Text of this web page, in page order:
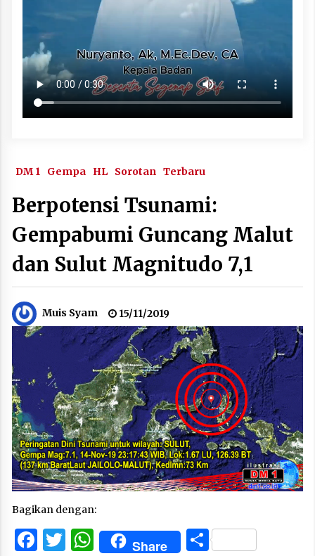
DM 1 Gempa HL Sorotan Terbaru
Berpotensi Tsunami:
Gempabumi Guncang Malut
dan Sulut Magnitudo 7,1
Muis Syam 15/11/2019
Bagikan dengan:
Facebook
Twitter
WhatsApp
Share Share